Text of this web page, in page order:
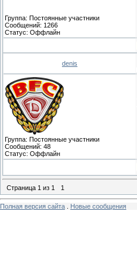
Группа: Постоянные участники
Сообщений: 1266
Статус: Оффлайн
denis
Группа: Постоянные участники
Сообщений: 48
Статус: Оффлайн
Страница 1 из 1 1
Полная версия сайта Новые сообщения